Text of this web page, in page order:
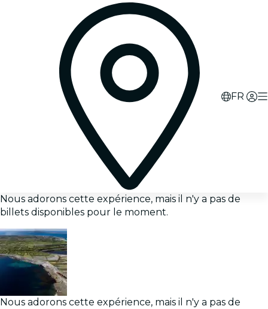
FR
Nous adorons cette expérience, mais il n'y a pas de
billets disponibles pour le moment.
Nous adorons cette expérience, mais il n'y a pas de